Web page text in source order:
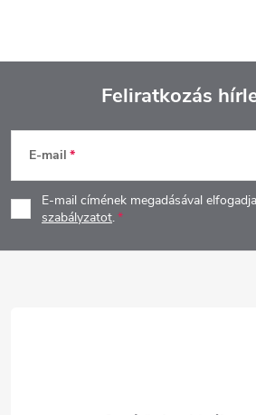
L
á
b
Feliratkozás
E-mail
E-mail címének megadásával
szabályzatot.